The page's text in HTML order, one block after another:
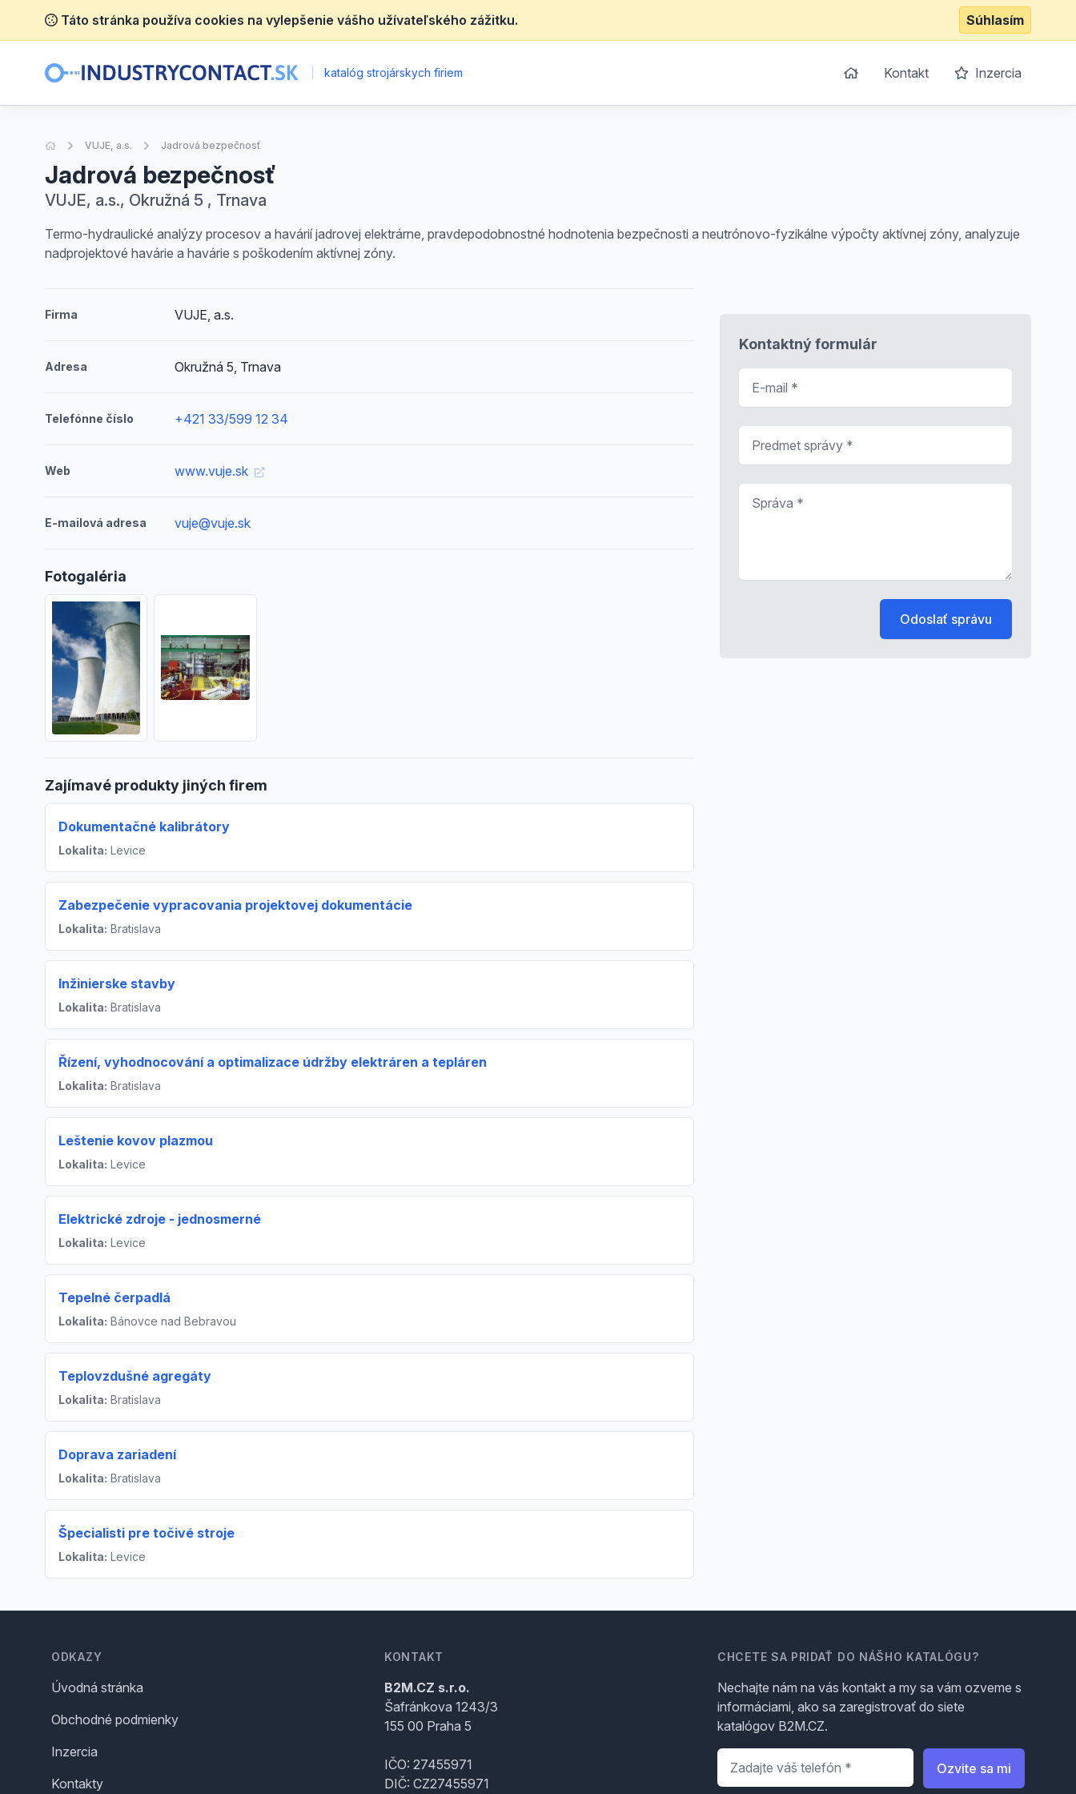
Táto stránka používa cookies na vylepšenie vášho užívateľského zážitku. Súhlasím
katalóg strojárskych firiem Kontakt Inzercia
Úvodná stránka
VUJE, a.s. Jadrová bezpečnosť
Jadrová bezpečnosť
VUJE, a.s., Okružná 5 , Trnava
Termo-hydraulické analýzy procesov a havárií jadrovej elektrárne, pravdepodobnostné hodnotenia bezpečnosti a neutrónovo-fyzikálne výpočty aktívnej zóny, analyzuje
nadprojektové havárie a havárie s poškodením aktívnej zóny.
Firma VUJE, a.s.
Adresa Okružná 5, Trnava
Telefónne číslo +421 33/599 12 34
Web www.vuje.sk
E-mailová adresa vuje@vuje.sk
Fotogaléria
Zajímavé produkty jiných firem
Dokumentačné kalibrátory
Lokalita: Levice
Zabezpečenie vypracovania projektovej dokumentácie
Lokalita: Bratislava
Inžinierske stavby
Lokalita: Bratislava
Řízení, vyhodnocování a optimalizace údržby elektráren a tepláren
Lokalita: Bratislava
Leštenie kovov plazmou
Lokalita: Levice
Elektrické zdroje - jednosmerné
Lokalita: Levice
Tepelné čerpadlá
Lokalita: Bánovce nad Bebravou
Teplovzdušné agregáty
Lokalita: Bratislava
Doprava zariadení
Lokalita: Bratislava
Špecialisti pre točivé stroje
Lokalita: Levice
Kontaktný formulár
Odoslať správu
ODKAZY
Úvodná stránka
Obchodné podmienky
Inzercia
Kontakty
KONTAKT
B2M.CZ s.r.o.
Šafránkova 1243/3
155 00 Praha 5
IČO: 27455971
DIČ: CZ27455971
CHCETE SA PRIDAŤ DO NÁŠHO KATALÓGU?
Nechajte nám na vás kontakt a my sa vám ozveme s
informáciami, ako sa zaregistrovať do siete
katalógov B2M.CZ.
Telefón
Ozvite sa mi